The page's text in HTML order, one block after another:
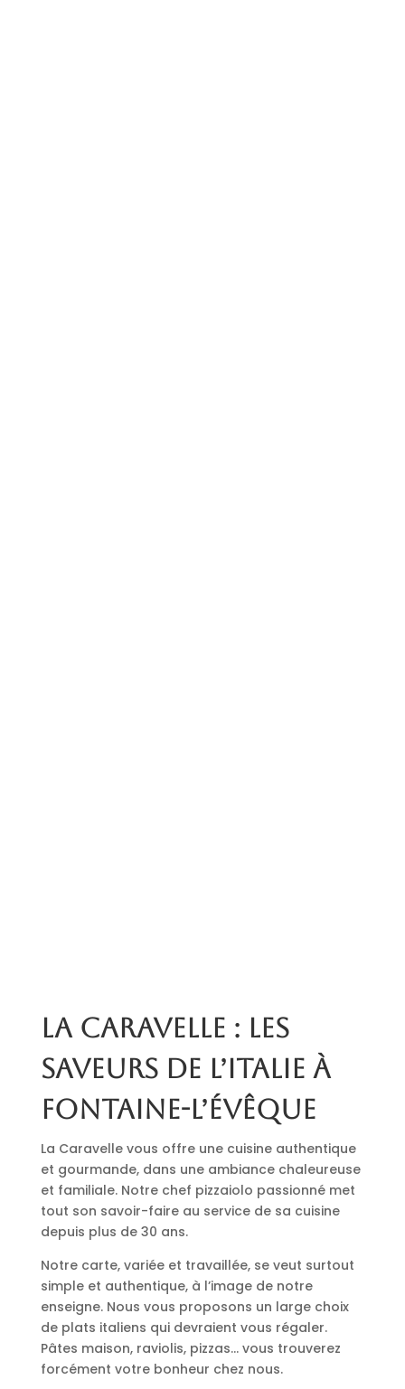
La Caravelle : les
saveurs de l’Italie à
Fontaine-l’Évêque
La Caravelle vous offre une cuisine authentique
et gourmande, dans une ambiance chaleureuse
et familiale. Notre chef pizzaiolo passionné met
tout son savoir-faire au service de sa cuisine
depuis plus de 30 ans.
Notre carte, variée et travaillée, se veut surtout
simple et authentique, à l’image de notre
enseigne. Nous vous proposons un large choix
de plats italiens qui devraient vous régaler.
Pâtes maison, raviolis, pizzas… vous trouverez
forcément votre bonheur chez nous.